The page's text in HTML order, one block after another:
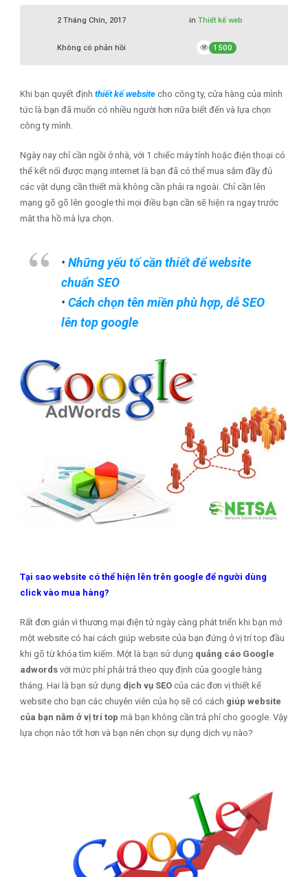
2 Tháng Chín, 2017 in Thiết kế web
Không có phản hồi 1500
Khi bạn quyết định thiết kế websitecho công ty, cửa hàng của mình
tức là bạn đã muốn có nhiều người hơn nữa biết đến và lựa chọn
công ty mình.
Ngày nay chỉ cần ngồi ở nhà, với 1 chiếc máy tính hoặc điện thoại có
thể kết nối được mạng internet là bạn đã có thể mua sắm đầy đủ
các vật dụng cần thiết mà không cần phải ra ngoài. Chỉ cần lên
mạng gõ gõ lên google thì mọi điều bạn cần sẽ hiện ra ngay trước
mắt tha hồ mà lựa chọn.
• Những yếu tố cần thiết để website
chuẩn SEO
• Cách chọn tên miền phù hợp, dễ SEO
lên top google
Tại sao website có thể hiện lên trên google để người dùng
click vào mua hàng?
Rất đơn giản vì thương mại điện tử ngày càng phát triển khi bạn mở
một website có hai cách giúp website của bạn đứng ở vị trí top đầu
khi gõ từ khóa tìm kiếm. Một là bạn sử dụng quảng cáo Google
adwordsvới mức phí phải trả theo quy định của google hàng
tháng. Hai là bạn sử dụng dịch vụ SEOcủa các đơn vị thiết kế
website cho bạn các chuyên viên của họ sẽ có cách giúp website
của bạn nằm ở vị trí top mà bạn không cần trả phí cho google. Vậy
lựa chọn nào tốt hơn và bạn nên chọn sự dụng dịch vụ nào?